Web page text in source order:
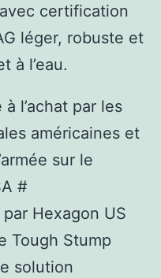
certification
léger, robuste et
à l’eau.
l’achat par les
américaines et
sur le
#
Hexagon US
Tough Stump
solution